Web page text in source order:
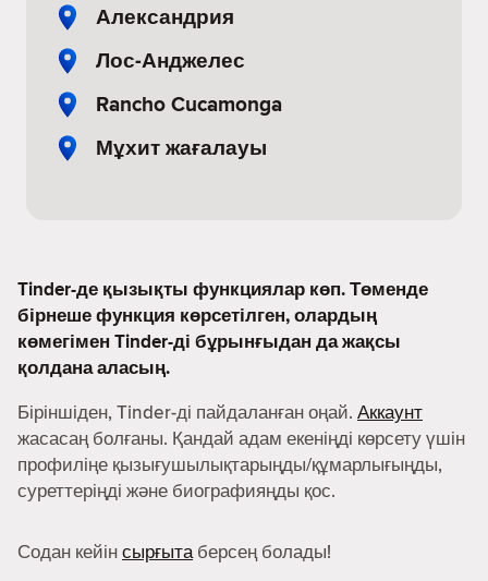
Александрия
Лос-Анджелес
Rancho Cucamonga
Мұхит жағалауы
Tinder-де қызықты функциялар көп. Төменде
бірнеше функция көрсетілген, олардың
көмегімен Tinder-ді бұрынғыдан да жақсы
қолдана аласың.
Біріншіден, Tinder-ді пайдаланған оңай. Аккаунт
жасасаң болғаны. Қандай адам екеніңді көрсету үшін
профиліңе қызығушылықтарыңды/құмарлығыңды,
суреттеріңді және биографияңды қос.
Содан кейінсырғытаберсең болады!